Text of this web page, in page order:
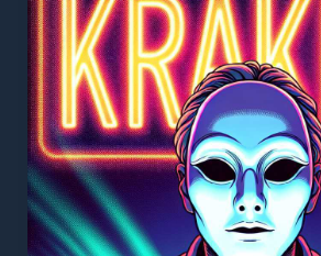
скрытых
возможностей
—
Тайный
рынок
Кракена
ждет
тебя